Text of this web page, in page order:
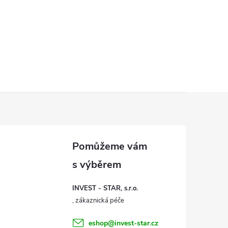
INVEST - STAR, s.r.o.
eshop@invest-star.cz